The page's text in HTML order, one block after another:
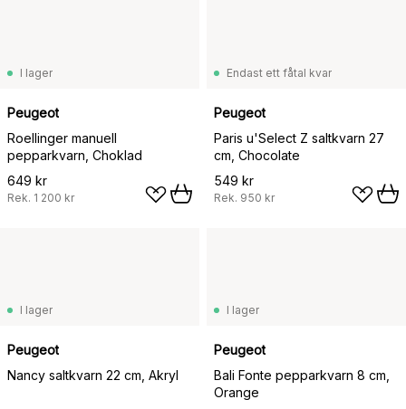
I lager
Peugeot
Roellinger manuell
pepparkvarn, Choklad
649 kr
Rek. 1 200 kr
Endast ett fåtal kvar
Peugeot
Paris u'Select Z saltkvarn 27
cm, Chocolate
549 kr
Rek. 950 kr
I lager
Peugeot
Nancy saltkvarn 22 cm, Akryl
I lager
Peugeot
Bali Fonte pepparkvarn 8 cm,
Orange